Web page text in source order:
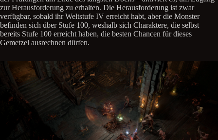
zur Herausforderung zu erhalten. Die Herausforderung ist zwar
verfügbar, sobald ihr Weltstufe IV erreicht habt, aber die Monster
befinden sich über Stufe 100, weshalb sich Charaktere, die selbst
bereits Stufe 100 erreicht haben, die besten Chancen für dieses
Gemetzel ausrechnen dürfen.